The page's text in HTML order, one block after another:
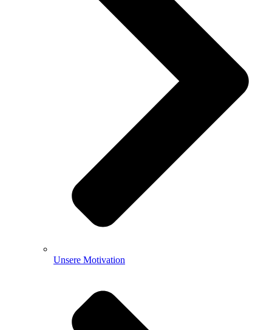
Unsere Motivation